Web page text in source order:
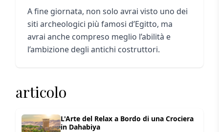
A fine giornata, non solo avrai visto uno dei
siti archeologici più famosi d’Egitto, ma
avrai anche compreso meglio l’abilità e
l’ambizione degli antichi costruttori.
articolo
L'Arte del Relax a Bordo di una Crociera
in Dahabiya